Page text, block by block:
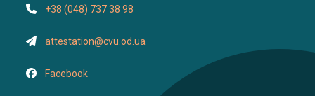
+38 (048) 737 38 98
attestation@cvu.od.ua
Facebook